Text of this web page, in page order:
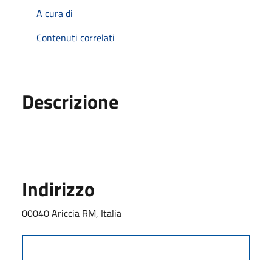
A cura di
Contenuti correlati
Descrizione
Indirizzo
00040 Ariccia RM, Italia